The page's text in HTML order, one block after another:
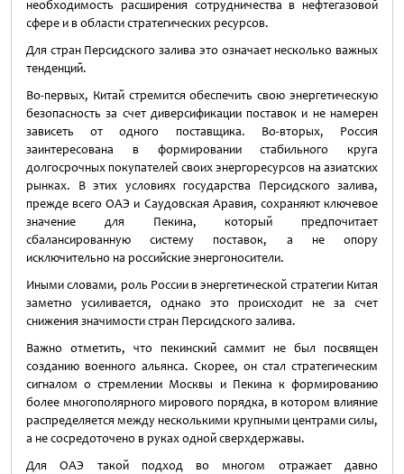
необходимость расширения сотрудничества в нефтегазовой
сфере и в области стратегических ресурсов.
Для стран Персидского залива это означает несколько важных
тенденций.
Во-первых, Китай стремится обеспечить свою энергетическую
безопасность за счет диверсификации поставок и не намерен
зависеть от одного поставщика. Во-вторых, Россия
заинтересована в формировании стабильного круга
долгосрочных покупателей своих энергоресурсов на азиатских
рынках. В этих условиях государства Персидского залива,
прежде всего ОАЭ и Саудовская Аравия, сохраняют ключевое
значение для Пекина, который предпочитает
сбалансированную систему поставок, а не опору
исключительно на российские энергоносители.
Иными словами, роль России в энергетической стратегии Китая
заметно усиливается, однако это происходит не за счет
снижения значимости стран Персидского залива.
Важно отметить, что пекинский саммит не был посвящен
созданию военного альянса. Скорее, он стал стратегическим
сигналом о стремлении Москвы и Пекина к формированию
более многополярного мирового порядка, в котором влияние
распределяется между несколькими крупными центрами силы,
а не сосредоточено в руках одной сверхдержавы.
Для ОАЭ такой подход во многом отражает давно